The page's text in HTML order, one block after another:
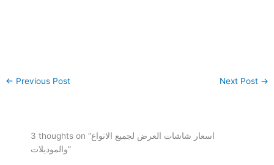
← Previous Post Next Post →
3 thoughts on “اسعار شاشات العرض لجميع الانواع
والموديلات”